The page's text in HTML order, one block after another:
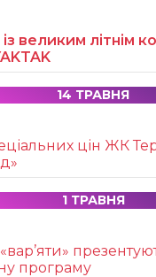
великим літнім
14 ТРАВНЯ
цін ЖК
1 ТРАВНЯ
програму